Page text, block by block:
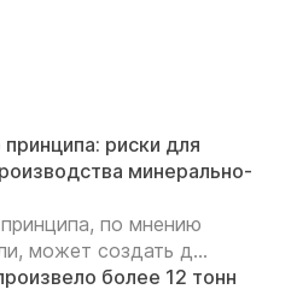
риски для
минерально-
по мнению
может создать д...
более 12 тонн